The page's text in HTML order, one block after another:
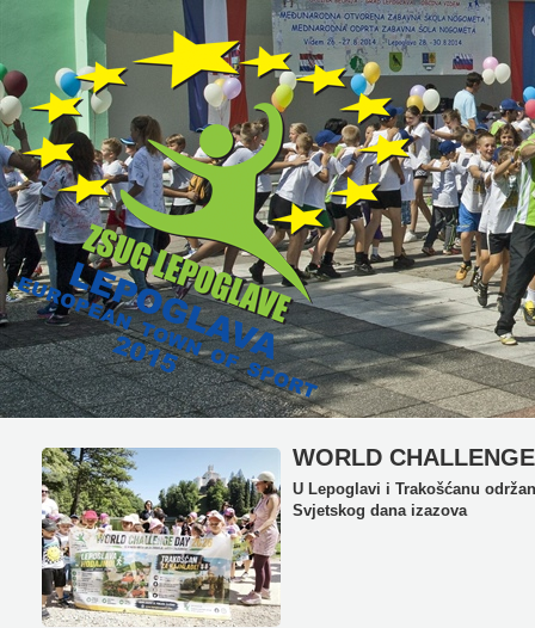
WORLD
U Lepoglavi i Trakošćanu
Svjetskog dana izazova